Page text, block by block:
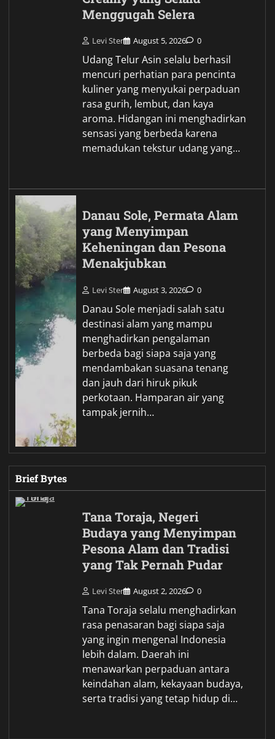
Menggugah Selera
Levi Ster August 5, 2026 0
Udang Telur Asin selalu berhasil
mencuri perhatian para pencinta
kuliner yang menyukai perpaduan
rasa gurih, lembut, dan kaya
aroma. Hidangan ini menghadirkan
sensasi yang berbeda karena
memadukan tekstur udang yang…
Danau Sole, Permata Alam
yang Menyimpan
Keheningan dan Pesona
Menakjubkan
Levi Ster August 3, 2026 0
Danau Sole menjadi salah satu
destinasi alam yang mampu
menghadirkan pengalaman
berbeda bagi siapa saja yang
mendambakan suasana tenang
dan jauh dari hiruk pikuk
perkotaan. Hamparan air yang
tampak jernih…
Brief Bytes
Tana Toraja, Negeri
Budaya yang Menyimpan
Pesona Alam dan Tradisi
yang Tak Pernah Pudar
Levi Ster August 2, 2026 0
Tana Toraja selalu menghadirkan
rasa penasaran bagi siapa saja
yang ingin mengenal Indonesia
lebih dalam. Daerah ini
menawarkan perpaduan antara
keindahan alam, kekayaan budaya,
serta tradisi yang tetap hidup di…